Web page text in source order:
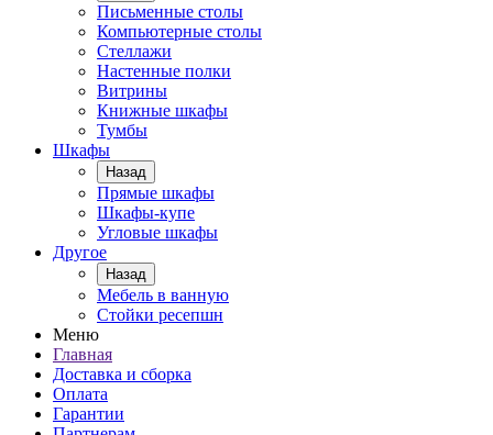
Письменные столы
Компьютерные столы
Стеллажи
Настенные полки
Витрины
Книжные шкафы
Тумбы
Шкафы
Назад
Прямые шкафы
Шкафы-купе
Угловые шкафы
Другое
Назад
Мебель в ванную
Стойки ресепшн
Меню
Главная
Доставка и сборка
Оплата
Гарантии